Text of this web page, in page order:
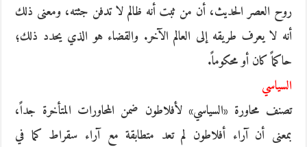
روح العصر الحديث، أن من ثبت أنه ظالم لا تدفن جثته، ومعنى ذلك
أنه لا يعرف طريقه إلى العالم الآخر. والقضاء هو الذي يحدد ذلك؛
حاكماً كان أو محكوماً.
السياسي
تصنف محاورة «السياسي» لأفلاطون ضمن المحاورات المتأخرة جداً،
بمعنى أن آراء أفلاطون لم تعد متطابقة مع آراء سقراط كما في